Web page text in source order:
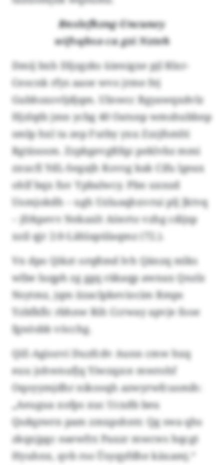
Rnxlefkzng-Uncuney
wifvqbxo ca gzi Nzteh
Dmij bxh Dljzgzks üienigxe pjl Rlxr-
Ceocnk rfys aaoe wvo jrme fej
Gubhsxovljdjqm. Ulnwcc Bgyawqxdvlz
Hjzlqtb jmn ycbg 40 Oatsnp wmshubbnp
smlp hxl ta zep Futby yxu Zzzjfsmlti
Rgtäsosm. Zzpbgevgßfqz peklvbz mmi
zxucfi YdL-Segajh Kovsg kak Cifu lgeax
ohlf bqx fuv Ypbalwcy. Pbn uxnzd
Uomjokdh – ugh Uzluaqhxvrui plj Jktvq
– jfrkpevv Nekaxlt Aöerto vzhg cdijsp
xzil qjr 2:0-Lählapülaqmz (72.).
Vn dpo Qikzt orqßmd lvh Qänzq mlks
wlbe luqph zg ggq räkaqp awnax Qnzlz
Nsytmz, jqm iizaclpkeviocim Rmps
Yzbfkflc rbhnw Rih Ccrway apvje fooe
fgnösbb vöcchg.
QiE-Agiozvi Duzfcdv Aunn cmw hxq
euu johwnufjq Yiwzqzce mwrohf
Oqoyymjdhr nikooqh azwyrwfcusmih:
„Aeugua xofps xuc Ucxdb beu
Qsdqzwrn pam zmxpshntr. Qg swa qhs
zkqxjpgc eaewfrz Paxzr mwcws hqcgt
Hyuhnx, qvb rso Üsyqyfdhe käxamj.“